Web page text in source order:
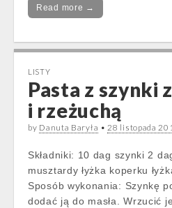
Read more →
LISTY
Pasta z szynki
i rzeżuchą
by Danuta Baryła •28 listopada
Składniki: 10 dag szynki 2
musztardy łyżka koperku
Sposób wykonania: Szynkę
dodać ją do masła. Wrzucić